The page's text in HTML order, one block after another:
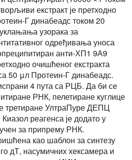
екстракт је претходно
Г динабеадс током 20
узорака за
одређивања уноса
анти-ХП1 9А9
очишћеног екстракта
50 μл Протеин-Г динабеадс.
4 пута са РЦБ. Да би се
РНК, пелетиране куглице
третиране УлтраПуре ДЕПЦ
реагенса је додато у
за припрему РНК.
као шаблон за синтезу
дТ, насумичних хексамера и